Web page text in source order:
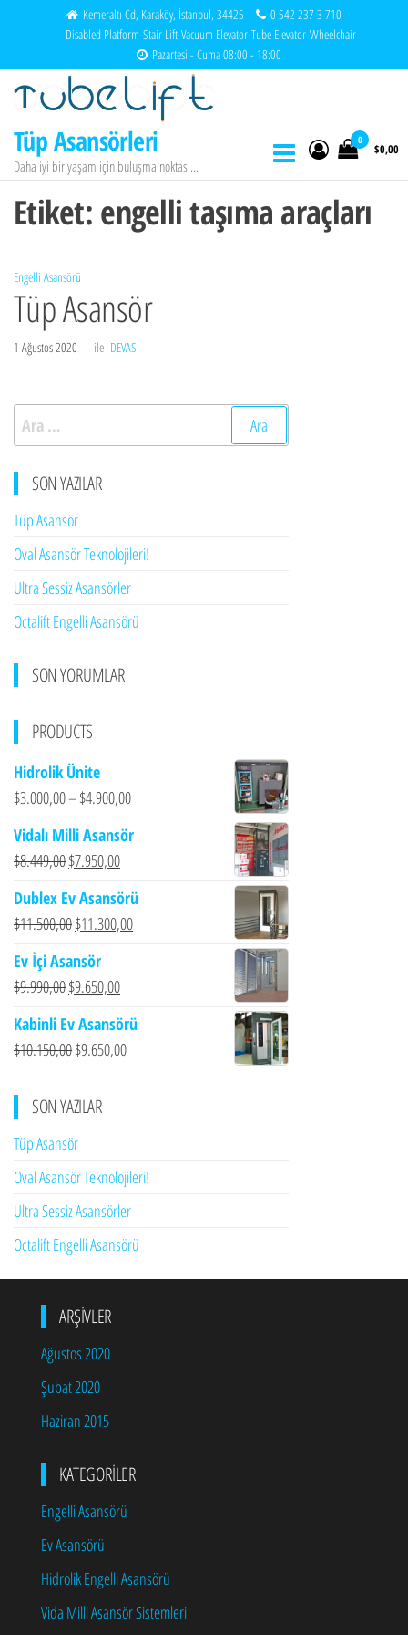
Kemeraltı Cd, Karaköy, İstanbul, 34425
0 542 237 3 710
Disabled Platform-Stair Lift-Vacuum Elevator-Tube Elevator-Wheelchair
Pazartesi - Cuma 08:00 - 18:00
Tüp Asansörleri
Daha iyi bir yaşam için buluşma noktası…
0
$0,00
Etiket: engelli taşıma araçları
Engelli Asansörü
Tüp Asansör
1 Ağustos 2020 ile DEVAS
Arama:
SON YAZILAR
Tüp Asansör
Oval Asansör Teknolojileri!
Ultra Sessiz Asansörler
Octalift Engelli Asansörü
SON YORUMLAR
PRODUCTS
Hidrolik Ünite
$3.000,00–$4.900,00
Vidalı Milli Asansör
$8.449,00Orijinal
$8.449,00.
$7.950,00Şu
fiyat:
$7.950,00.
Dublex Ev Asansörü
$11.500,00Orijinal
$11.500,00.
$11.300,00Şu
Ev İçi Asansör
$9.990,00Orijinal
$9.990,00.
$9.650,00Şu
fiyat:
$9.650,00.
Kabinli Ev Asansörü
$10.150,00Orijinal
$10.150,00.
$9.650,00Şu
SON YAZILAR
Tüp Asansör
Oval Asansör Teknolojileri!
Ultra Sessiz Asansörler
Octalift Engelli Asansörü
ARŞIVLER
Ağustos 2020
Şubat 2020
Haziran 2015
KATEGORILER
Engelli Asansörü
Ev Asansörü
Hidrolik Engelli Asansörü
Vida Milli Asansör Sistemleri